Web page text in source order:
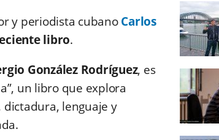
y periodista cubanoCarlos
libro.
González Rodríguez, es
un libro que explora
dictadura, lenguaje y